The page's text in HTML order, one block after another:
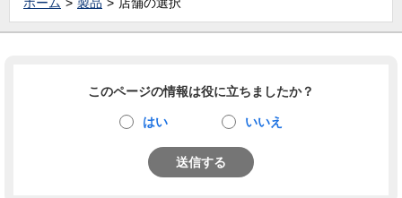
このページの情報は役に立ちましたか？
はい いいえ
送信する